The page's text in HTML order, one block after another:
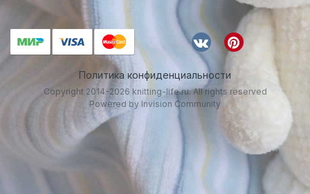
Политика конфиденциальности
Copyright 2014-2026 knitting-life.ru. All rights reserved
Powered by Invision Community